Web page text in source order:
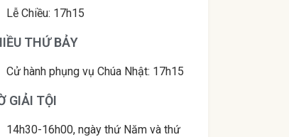
Lễ Chiều: 17h15
THỨ BẢY
Cử hành phụng vụ Chúa Nhật: 17h15
GIẢI TỘI
14h30-16h00, ngày thứ Năm và thứ